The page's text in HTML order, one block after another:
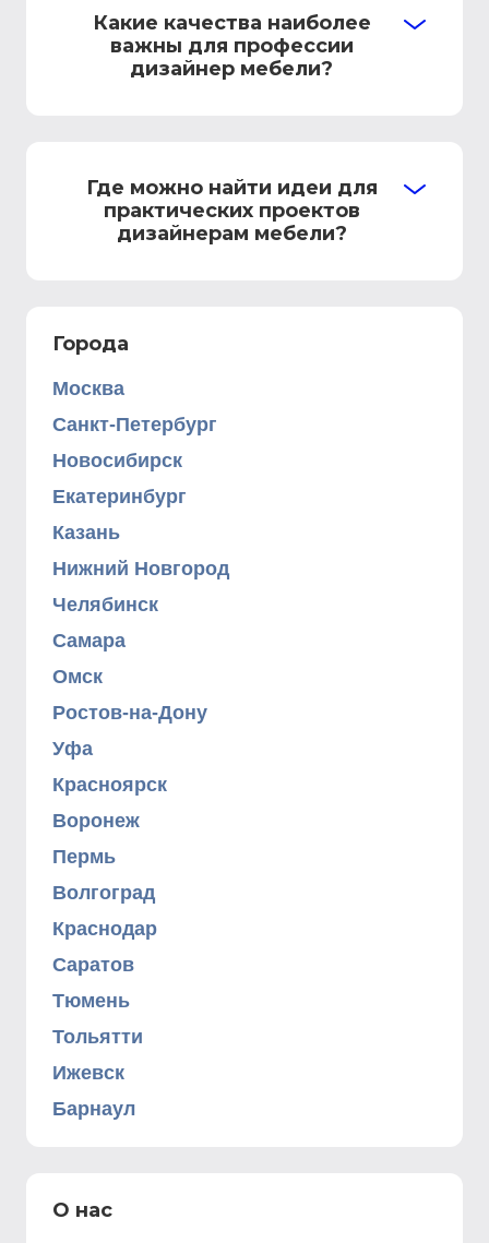
Какие качества наиболее
важны для профессии
дизайнер мебели?
Где можно найти идеи для
практических проектов
дизайнерам мебели?
Города
Москва
Санкт-Петербург
Новосибирск
Екатеринбург
Казань
Нижний Новгород
Челябинск
Самара
Омск
Ростов-на-Дону
Уфа
Красноярск
Воронеж
Пермь
Волгоград
Краснодар
Саратов
Тюмень
Тольятти
Ижевск
Барнаул
О нас